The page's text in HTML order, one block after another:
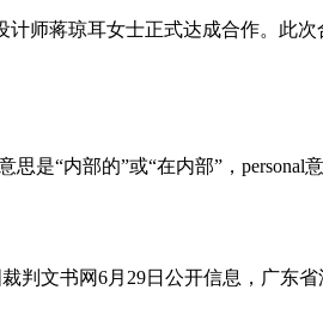
师蒋琼耳女士正式达成合作。此
是“内部的”或“在内部”，personal
判文书网6月29日公开信息，广东